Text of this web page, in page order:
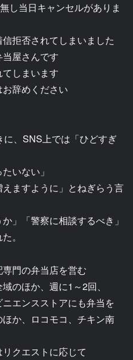
し当日キャンセルがありま
拒否されてしまいました
当屋さんです
てしまいます
お辞めください
、SNS上では「ひどすぎ
いない」
えますように」とねぎらう言
」「警察に相談するべき」
。
門の弁当店を営む
のほか、週に1～2回、
エンスストアにも弁当を
か、ロコモコ、チキン南
クエストに応じて